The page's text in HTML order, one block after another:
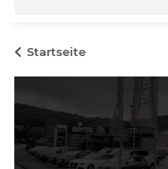
Startseite